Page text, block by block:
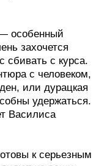
особенный
захочется
сбивать с курса.
с человеком,
или дурацкая
удержаться.
Василиса
к серьезным